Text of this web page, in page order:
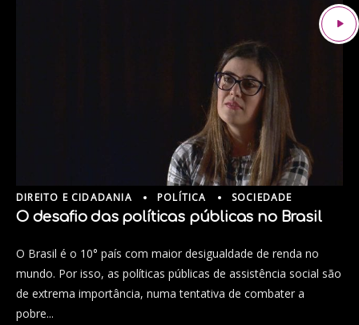
DIREITO E CIDADANIA POLÍTICA SOCIEDADE
O desafio das políticas públicas no Brasil
O Brasil é o 10° país com maior desigualdade de renda no
mundo. Por isso, as políticas públicas de assistência social são
de extrema importância, numa tentativa de combater a
pobre...